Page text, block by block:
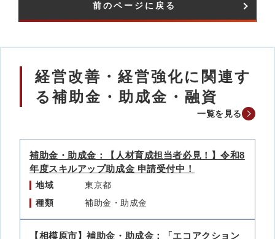
前のページに戻る
経営改善・経営強化に関連す
る補助金・助成金・融資
一覧を見る
補助金・助成金：【人材育成担当者必見！】令和8
年度スキルアップ助成金 申請受付中！
地域
東京都
種類
補助金・助成金
【相模原市】補助金・助成金：「エコアクション